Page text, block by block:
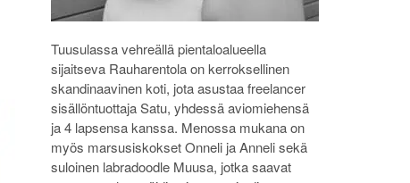
Tuusulassa vehreällä pientaloalueella
sijaitseva Rauharentola on kerroksellinen
skandinaavinen koti, jota asustaa freelancer
sisällöntuottaja Satu, yhdessä aviomiehensä
ja 4 lapsensa kanssa. Menossa mukana on
myös marsusiskokset Onneli ja Anneli sekä
suloinen labradoodle Muusa, jotka saavat